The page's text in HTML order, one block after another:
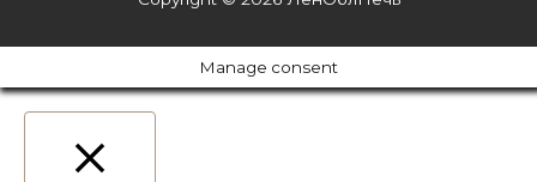
Manage consent